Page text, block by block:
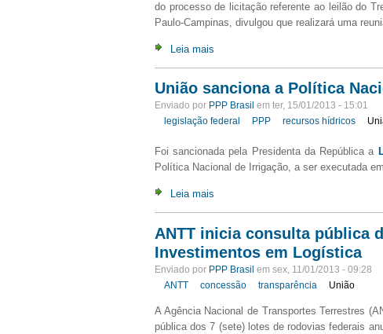
do processo de licitação referente ao leilão do
Paulo-Campinas, divulgou que realizará uma
Leia mais
União sanciona a Política
Enviado por PPP Brasil em ter, 15/01/2013 - 15:01
legislação federal
PPP recursos hídricos
Foi sancionada pela Presidenta da República a
Política Nacional de Irrigação, a ser executada
Leia mais
ANTT inicia consulta pública
Investimentos em Logística
Enviado por PPP Brasil em sex, 11/01/2013 - 09:28
ANTT
concessão transparência União
A Agência Nacional de Transportes Terrestres
pública dos 7 (sete) lotes de rodovias federais